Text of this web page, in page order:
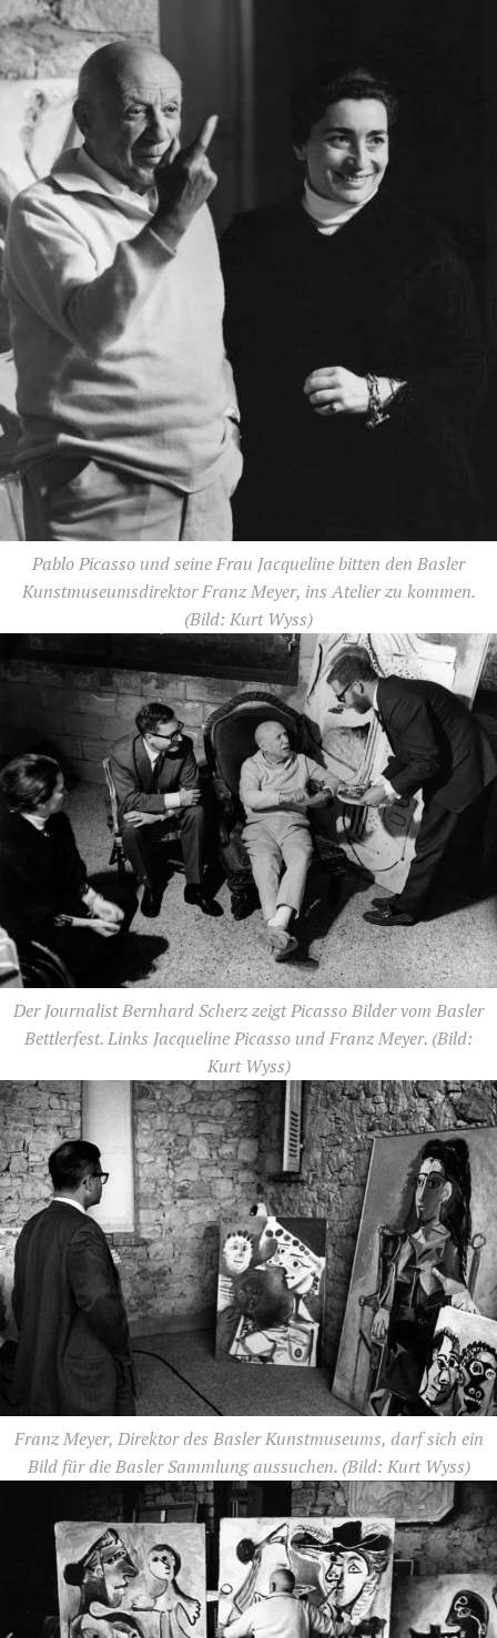
Pablo Picasso und seine Frau Jacqueline bitten den Basler
Kunstmuseumsdirektor Franz Meyer, ins Atelier zu kommen.
(Bild: Kurt Wyss)
Der Journalist Bernhard Scherz zeigt Picasso Bilder vom Basler
Bettlerfest. Links Jacqueline Picasso und Franz Meyer. (Bild:
Kurt Wyss)
Franz Meyer, Direktor des Basler Kunstmuseums, darf sich ein
Bild für die Basler Sammlung aussuchen.(Bild: Kurt Wyss)